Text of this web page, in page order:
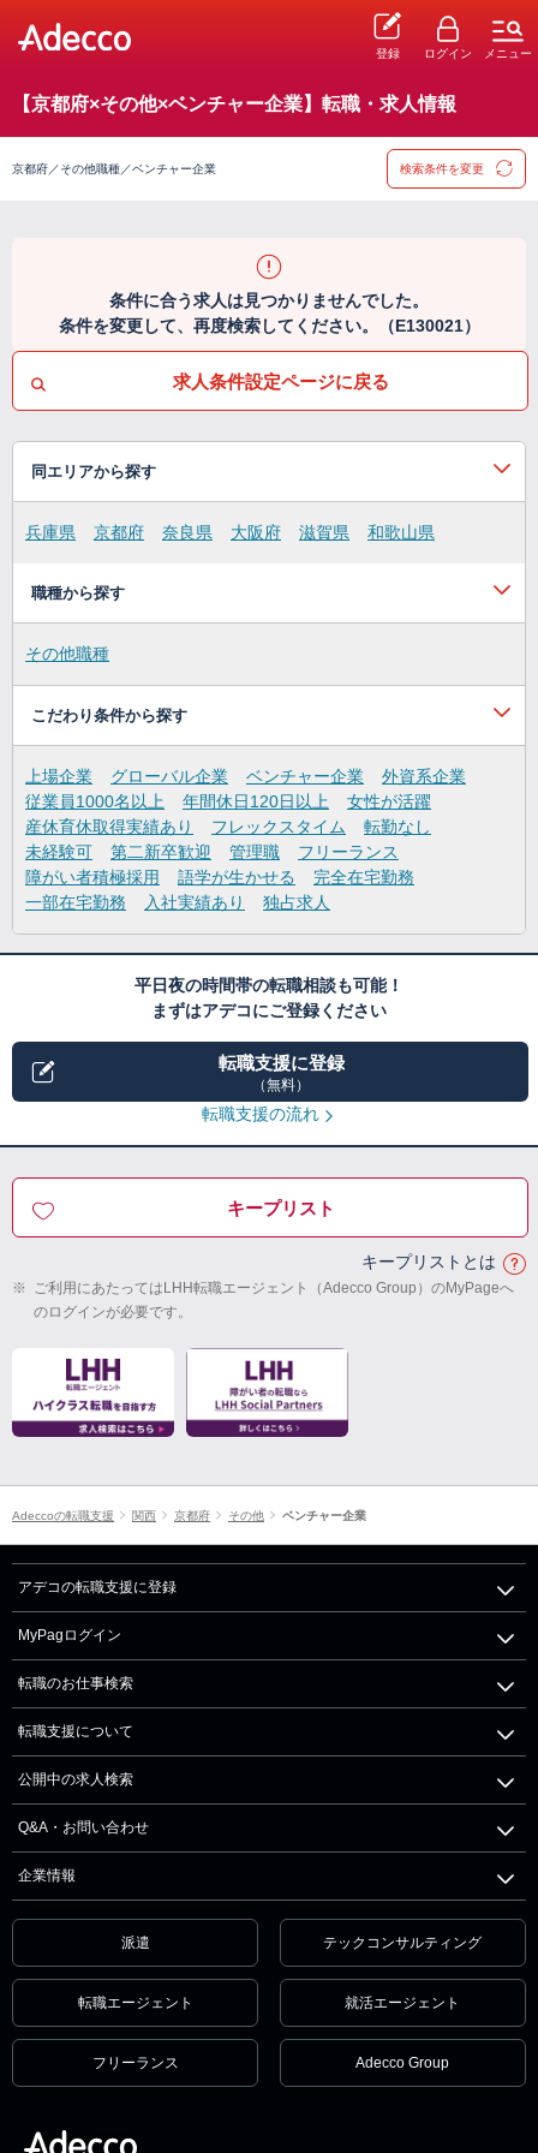
登録 ログイン メニュー
【京都府×その他×ベンチャー企業】転職・求人情報
京都府／その他職種／ベンチャー企業 検索条件を変更
条件に合う求人は見つかりませんでした。
条件を変更して、再度検索してください。（E130021）
求人条件設定ページに戻る
同エリアから探す
兵庫県 京都府 奈良県 大阪府 滋賀県 和歌山県
職種から探す
その他職種
こだわり条件から探す
上場企業 グローバル企業 ベンチャー企業
外資系企業
従業員1000名以上
年間休日120日以上
女性が活躍
産休育休取得実績あり
フレックスタイム
転勤なし
未経験可
第二新卒歓迎 管理職
フリーランス
障がい者積極採用
語学が生かせる
完全在宅勤務
一部在宅勤務
入社実績あり 独占求人
平日夜の時間帯の転職相談も可能！
まずはアデコにご登録ください
転職支援に登録
（無料）
転職支援の流れ
キープリスト
キープリストとは
※ ご利用にあたってはLHH転職エージェント（Adecco Group）のMyPageへ
のログインが必要です。
Adeccoの転職支援 関西 京都府 その他 ベンチャー企業
アデコの転職支援に登録
MyPagログイン
転職のお仕事検索
転職支援について
公開中の求人検索
Q&A・お問い合わせ
企業情報
派遣 テックコンサルティング
転職エージェント 就活エージェント
フリーランス Adecco Group